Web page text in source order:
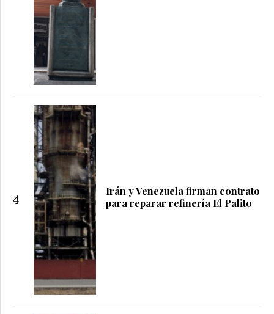
4
Irán y Venezuela firman contrato
para reparar refinería El Palito